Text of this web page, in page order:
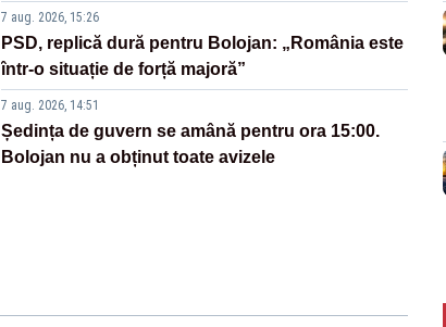
7 aug. 2026, 15:26
PSD, replică dură pentru Bolojan: „România este
într-o situație de forță majoră”
7 aug. 2026, 14:51
Ședința de guvern se amână pentru ora 15:00.
Bolojan nu a obținut toate avizele